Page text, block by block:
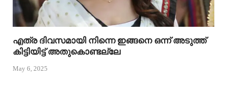
എത്ര ദിവസമായി നിന്നെ ഇങ്ങനെ ഒന്ന് അടുത്ത്
കിട്ടിയിട്ട് അതുകൊണ്ടല്ലേ
May 6, 2025